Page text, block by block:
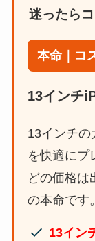
迷ったら
本命｜コ
13インチ
13インチの
を快適にプ
どの価格は
の本命です。
13イン